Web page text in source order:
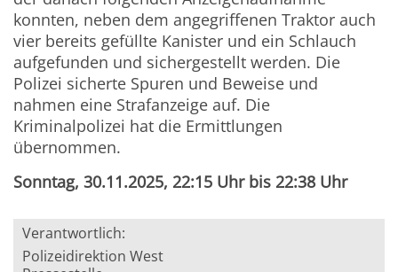
konnten, neben dem angegriffenen Traktor auch
vier bereits gefüllte Kanister und ein Schlauch
aufgefunden und sichergestellt werden. Die
Polizei sicherte Spuren und Beweise und
nahmen eine Strafanzeige auf. Die
Kriminalpolizei hat die Ermittlungen
übernommen.
Sonntag, 30.11.2025, 22:15 Uhr bis 22:38 Uhr
Verantwortlich:
Polizeidirektion West